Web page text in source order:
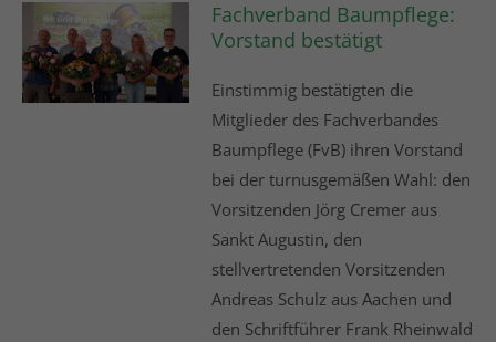
Fachverband Baumpflege:
Vorstand bestätigt
Einstimmig bestätigten die
Mitglieder des Fachverbandes
Baumpflege (FvB) ihren Vorstand
bei der turnusgemäßen Wahl: den
Vorsitzenden Jörg Cremer aus
Sankt Augustin, den
stellvertretenden Vorsitzenden
Andreas Schulz aus Aachen und
den Schriftführer Frank Rheinwald